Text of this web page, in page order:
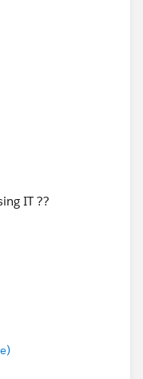
IT ??